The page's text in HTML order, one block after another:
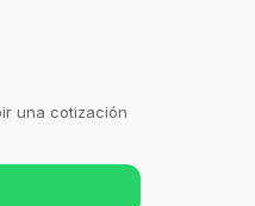
una cotización